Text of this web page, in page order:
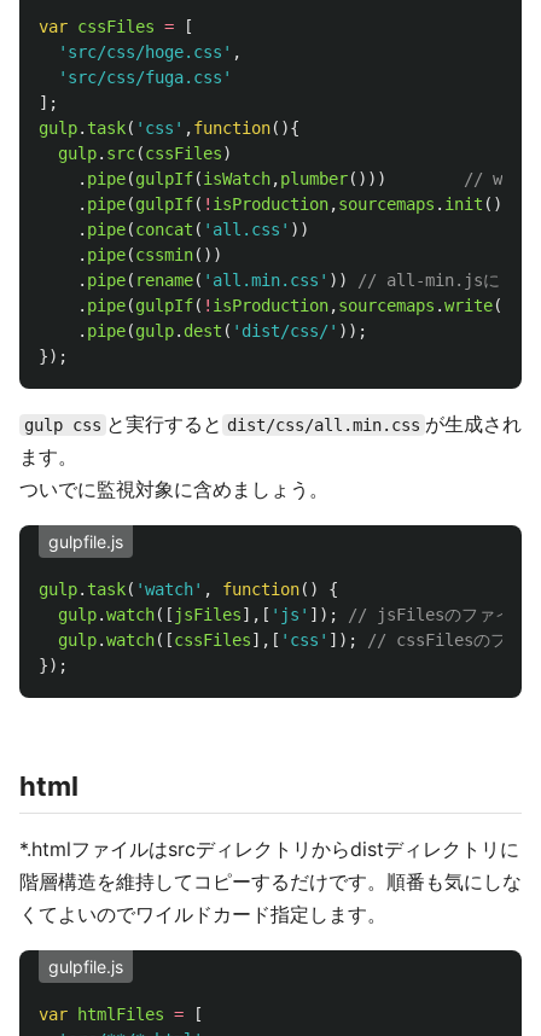
var cssFiles =
[
' src/css/hoge.css ' ,
' src/css/fuga.css '
];
gulp. task( ' css ' ,function(){
gulp. src(cssFiles)
. pipe(gulpIf(isWatch,plumber()))
// watch
. pipe(gulpIf( ! isProduction,sourcemaps . init ()))
. pipe(concat ( ' all.css ' ))
. pipe(cssmin())
. pipe( rename( ' all.min.css ' ))
// all-min.jsにリネ
. pipe(gulpIf( ! isProduction,sourcemaps .write(
. pipe(gulp. dest ( ' dist/css/' ));
});
gulp css と実行すると dist/css/all.min.css が生成され
ます。
ついでに監視対象に含めましょう。
gulpfile.js
gulp. task( 'watch' , function()
{
gulp.watch([ jsFiles],[ ' js ' ]);
// jsFilesのファイルが
gulp.watch([cssFiles],[ ' css ' ]);
// cssFilesのファイ
});
html
*.htmlファイルはsrcディレクトリからdistディレクトリに
階層構造を維持してコピーするだけです。順番も気にしな
くてよいのでワイルドカード指定します。
gulpfile.js
var htmlFiles =
[